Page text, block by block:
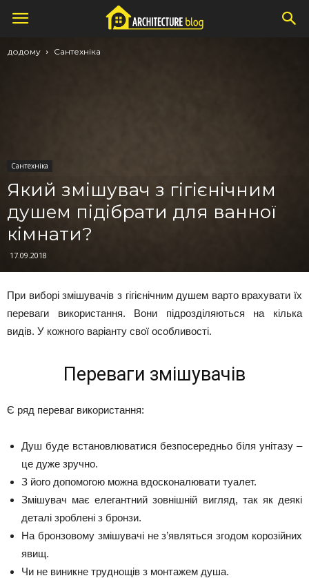
додому Сантехніка
Сантехніка
Який змішувач з гігієнічним
душем підібрати для ванної
кімнати?
17.09.2018
При виборі змішувачів з гігієнічним душем варто врахувати їх
переваги використання. Вони підрозділяються на кілька
видів. У кожного варіанту свої особливості.
Переваги змішувачів
Є ряд переваг використання:
Душ буде встановлюватися безпосередньо біля унітазу –
це дуже зручно.
З його допомогою можна вдосконалювати туалет.
Змішувач має елегантний зовнішній вигляд, так як деякі
деталі зроблені з бронзи.
На бронзовому змішувачі не з’являться згодом корозійних
явищ.
Чи не виникне труднощів з монтажем душа.